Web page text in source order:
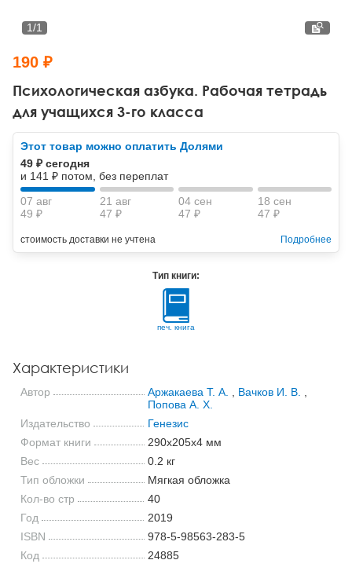
Другие направления психотерапии
Классический, эриксоновский гипноз и НЛП
НЛП
Социальная психология
Классический и юнгианский психоанализ
Психологическая азбука. Рабочая тетрадь
для учащихся 3-го класса
1/1
190 ₽
Этот товар можно оплатить Долями
49 ₽ сегодня
и 141 ₽ потом, без переплат
07 авг
49 ₽
21 авг
47 ₽
04 сен
47 ₽
18 сен
47 ₽
стоимость доставки не учтена Подробнее
Тип книги:
печ. книга
Характеристики
Автор Аржакаева Т. А. Вачков И. В.
Попова А. Х.
Издательство
Генезис
Формат книги
290x205x4 мм
Вес
0.2 кг
Тип обложки
Мягкая обложка
Кол-во стр
40
Год
2019
ISBN
978-5-98563-283-5
Код
24885